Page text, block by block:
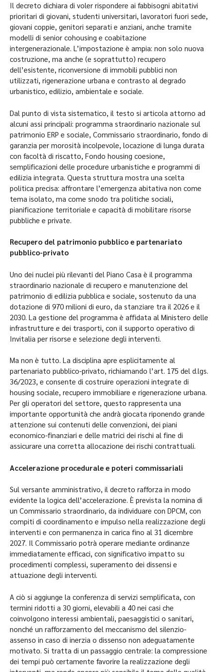
Il decreto dichiara di voler rispondere ai fabbisogni abitativi
prioritari di giovani, studenti universitari, lavoratori fuori sede,
giovani coppie, genitori separati e anziani, anche tramite
modelli di senior cohousing e coabitazione
intergenerazionale. L’impostazione è ampia: non solo nuova
costruzione, ma anche (e soprattutto) recupero
dell’esistente, riconversione di immobili pubblici non
utilizzati, rigenerazione urbana e contrasto al degrado
urbanistico, edilizio, ambientale e sociale.
Dal punto di vista sistematico, il testo si articola attorno ad
alcuni assi principali: programma straordinario nazionale sul
patrimonio ERP e sociale, Commissario straordinario, fondo di
garanzia per morosità incolpevole, locazione di lunga durata
con facoltà di riscatto, Fondo housing coesione,
semplificazioni delle procedure urbanistiche e programmi di
edilizia integrata. Questa struttura mostra una scelta
politica precisa: affrontare l’emergenza abitativa non come
tema isolato, ma come snodo tra politiche sociali,
pianificazione territoriale e capacità di mobilitare risorse
pubbliche e private.
Recupero del patrimonio pubblico e partenariato
pubblico-privato
Uno dei nuclei più rilevanti del Piano Casa è il programma
straordinario nazionale di recupero e manutenzione del
patrimonio di edilizia pubblica e sociale, sostenuto da una
dotazione di 970 milioni di euro, da stanziare tra il 2026 e il
2030. La gestione del programma è affidata al Ministero delle
infrastrutture e dei trasporti, con il supporto operativo di
Invitalia per risorse e selezione degli interventi.
Ma non è tutto. La disciplina apre esplicitamente al
partenariato pubblico-privato, richiamando l’art. 175 del d.lgs.
36/2023, e consente di costruire operazioni integrate di
housing sociale, recupero immobiliare e rigenerazione urbana.
Per gli operatori del settore, questo rappresenta una
importante opportunità che andrà giocata riponendo grande
attenzione sui contenuti delle convenzioni, dei piani
economico-finanziari e delle matrici dei rischi al fine di
assicurare una corretta allocazione dei rischi contrattuali.
Accelerazione procedurale e poteri commissariali
Sul versante amministrativo, il decreto rafforza in modo
evidente la logica dell’accelerazione. È prevista la nomina di
un Commissario straordinario, da individuare con DPCM, con
compiti di coordinamento e impulso nella realizzazione degli
interventi e con permanenza in carica fino al 31 dicembre
2027. Il Commissario potrà operare mediante ordinanze
immediatamente efficaci, con significativo impatto su
procedimenti complessi, superamento dei dissensi e
attuazione degli interventi.
A ciò si aggiunge la conferenza di servizi semplificata, con
termini ridotti a 30 giorni, elevabili a 40 nei casi che
coinvolgono interessi ambientali, paesaggistici o sanitari,
nonché un rafforzamento del meccanismo del silenzio-
assenso in caso di inerzia o dissenso non adeguatamente
motivato. Si tratta di un passaggio centrale: la compressione
dei tempi può certamente favorire la realizzazione degli